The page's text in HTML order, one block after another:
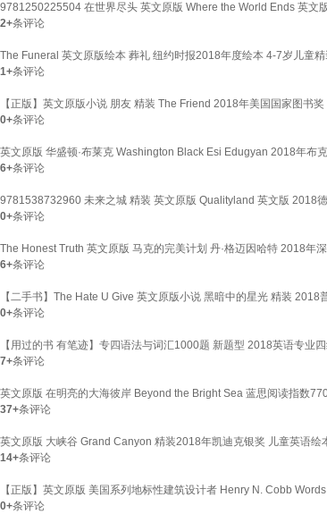
9781250225504 在世界尽头 英文原版 Where the World Ends 英文
2+条评论
The Funeral 英文原版绘本 葬礼 纽约时报2018年度绘本 4-7岁儿童
1+条评论
【正版】英文原版小说 朋友 精装 The Friend 2018年美国国家图书
0+条评论
英文原版 华盛顿·布莱克 Washington Black Esi Edugyan 2018年布
6+条评论
9781538732960 未来之城 精装 英文原版 Qualityland 英文版 2018
0+条评论
The Honest Truth 英文原版 马克的完美计划 丹·格迈因哈特 2018年
6+条评论
【二手书】The Hate U Give 英文原版小说 黑暗中的星光 精装
0+条评论
【用过的书 有笔迹】专四语法与词汇1000题 新题型 2018英语专业
7+条评论
英文原版 在明亮的大海彼岸 Beyond the Bright Sea 蓝思阅读指数
37+条评论
英文原版 大峡谷 Grand Canyon 精装2018年凯迪克银奖 儿童英语绘
14+条评论
【正版】英文原版 美国系列地标性建筑设计者 Henry N. Cobb
0+条评论